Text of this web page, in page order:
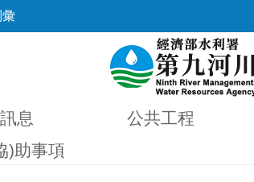
息 公共工程
)助事項